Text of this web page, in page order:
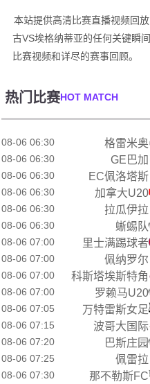
本站提供高清比赛直播视频回
古VS埃格纳蒂亚的任何关键瞬
比赛视频和详尽的赛事回顾。
热门比赛HOT MATCH
08-06 06:30 格雷米奥
08-06 06:30 GE巴加
08-06 06:30 EC佩洛塔斯
08-06 06:30 加拿大U20
08-06 06:30 拉瓜伊拉
08-06 06:30 蜥蜴队
08-06 07:00 里士满踢球者
08-06 07:00 佩纳罗尔
08-06 07:00 科斯塔埃斯特角
08-06 07:00 罗赖马U20
08-06 07:05 万特雷斯女足
08-06 07:15 波哥大国际
08-06 07:20 巴斯庄园
08-06 07:25 佩雷拉
08-06 07:30 那不勒斯FC